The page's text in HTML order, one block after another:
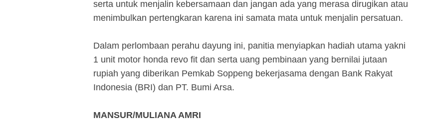
serta untuk menjalin kebersamaan dan jangan ada yang merasa dirugikan atau
menimbulkan pertengkaran karena ini samata mata untuk menjalin persatuan.
Dalam perlombaan perahu dayung ini, panitia menyiapkan hadiah utama yakni
1 unit motor honda revo fit dan serta uang pembinaan yang bernilai jutaan
rupiah yang diberikan Pemkab Soppeng bekerjasama dengan Bank Rakyat
Indonesia (BRI) dan PT. Bumi Arsa.
MANSUR/MULIANA AMRI